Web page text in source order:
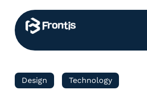
Design Technology